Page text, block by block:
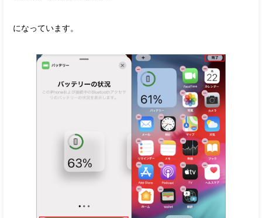
になっています。